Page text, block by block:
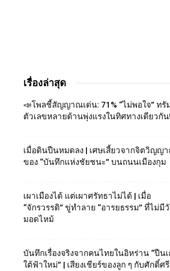
เรื่องล่าสุด
📣โพลชี้สัญญาณเด่น: 71% “ไม่พอใจ” ทรั
ตัวเลขหลายด้านพุ่งแรงในทิศทางเดียวกัน!
เมื่อดินปืนหมดลง | เศษเสี้ยวจากจิตวิญญ
ของ “บันทึกแห่งชัยชนะ” บนถนนเมืองกุม
เผาเมืองได้ แต่เผาศรัทธาไม่ได้ | เมื่อ
“จักรวรรดิ” ขู่ทำลาย “อารยธรรม” ที่ไม่มี
มอดไหม้
บันทึกเรื่องจริงจากคนไทยในอิหร่าน “ปืนเ
ใต้ฟ้าใหม่” | เสียงเชียร์ของลูก ๆ กับศักดิ์ศรี